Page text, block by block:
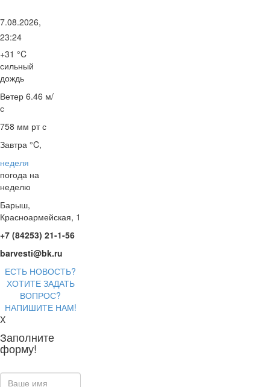
7.08.2026,
23:24
+31 °C
сильный
дождь
Ветер 6.46 м/
с
758 мм рт с
Завтра °C,
неделя
погода на
неделю
Барыш,
Красноармейская, 1
+7 (84253) 21-1-56
barvesti@bk.ru
ЕСТЬ НОВОСТЬ?
ХОТИТЕ ЗАДАТЬ
ВОПРОС?
НАПИШИТЕ НАМ!
X
Заполните
форму!